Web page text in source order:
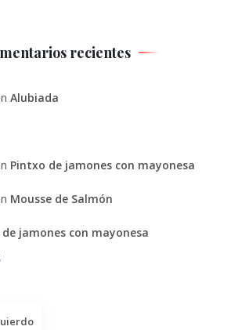
recientes
Alubiada
Pintxo de jamones con mayonesa
Mousse de Salmón
jamones con mayonesa